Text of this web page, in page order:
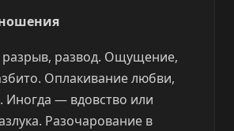
развод. Ощущение,
Оплакивание любви,
Иногда — вдовство или
Разочарование в